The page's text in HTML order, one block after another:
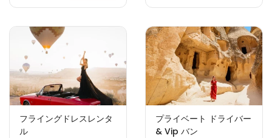
フライングドレスレンタ
ル
プライベート ドライバー
& Vip バン